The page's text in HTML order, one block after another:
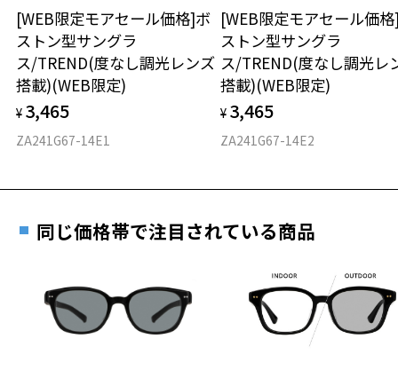
ムで、大人の方々に向けたファッションを提案します。
※柄や色味の出方に個体差があり、画像と異なる場合がございます。
Zoff｜UNITED ARROWS 特設ページをみる
＜度付きサングラスに関する注意事項＞
※サングラスの度付きは追加料金がかかります。
品名：サングラス
テンプルの材質：プラスチック
可視光線透過率：74%
紫外線透過率：0.1%以下 (紫外線カット率：99.9%以上)
仕上がり寸法
D 仕上がりの横幅：約140mm
E 仕上がりの縦幅：約47mm
※メガネ：デモレンズを外した重さ
タイプ
安心2 視力測定無料
視力の変化を早めに発見するために、定期的な視
力測定をおすすめいたします。
安心3 かかり具合調整無料
オンラインストアでフレームのみ購入して、
実店舗で度付きにできます
ご購入時に「レンズ交換券」をお選びいただくと、実店舗で
度数を測定のうえ、度付きレンズ（標準セットレンズ）へ無
料交換いただけます。
詳しくはこちら
その際は記入用紙をダウンロードしてお使いください。
[WEB限定モアセール価格]ボ
ストン型サングラ
ス/TREND(度なし調光レンズ
搭載)(WEB限定)
¥ 3,465
ZA241G67-14E1
[WEB限定モアセール価
ストン型サングラ
ス/TREND(度なし調光レ
搭載)(WEB限定)
¥ 3,465
ZA241G67-14E2
同じ価格帯で注目されている商品